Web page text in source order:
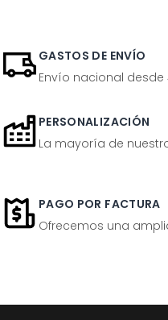
GASTOS DE ENVÍO
Envío nacional desde
PERSONALIZACIÓN
La mayoría de
PAGO POR FACTURA
Ofrecemos una